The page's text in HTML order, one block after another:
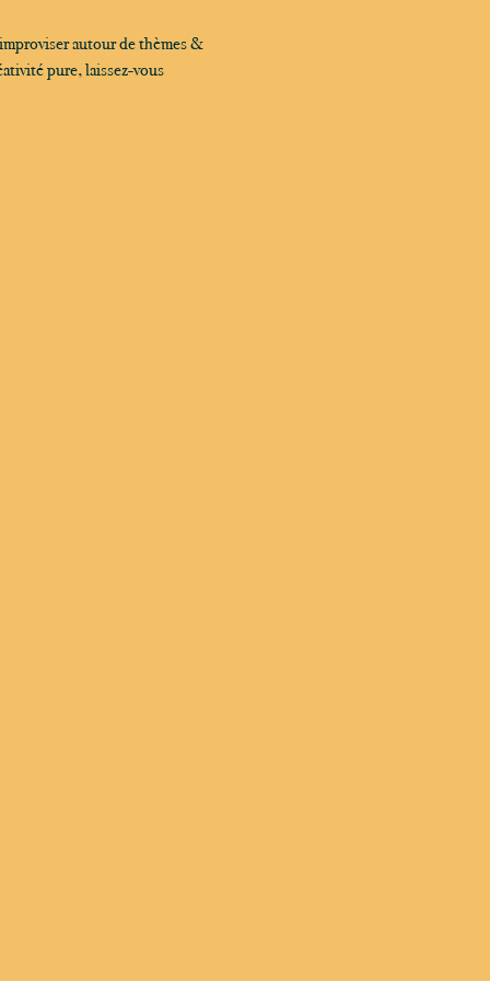
autour de thèmes &
pure, laissez-vous